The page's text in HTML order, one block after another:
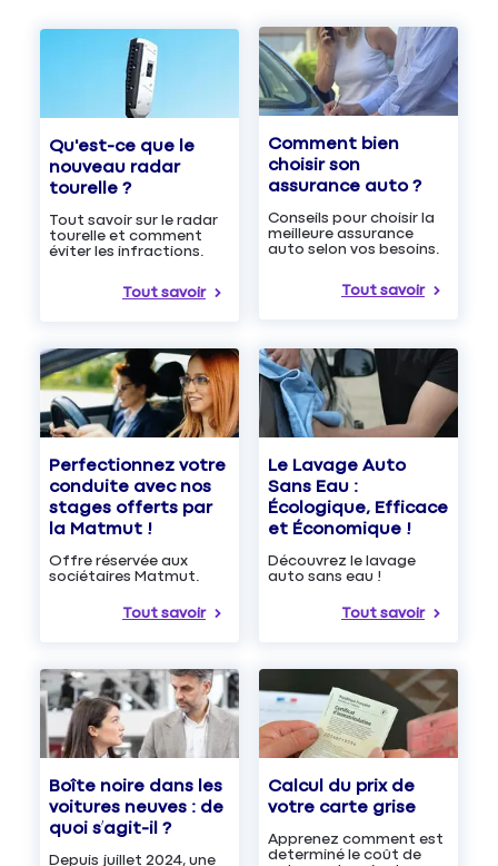
Qu'est-ce que le
nouveau radar
tourelle ?
Tout savoir sur le radar
tourelle et comment
éviter les infractions.
Tout savoir
Comment bien
choisir son
assurance auto ?
Conseils pour choisir la
meilleure assurance
auto selon vos besoins.
Tout savoir
Perfectionnez votre
conduite avec nos
stages offerts par
la Matmut !
Offre réservée aux
sociétaires Matmut.
Tout savoir
Le Lavage Auto
Sans Eau :
Écologique, Efficace
et Économique !
Découvrez le lavage
auto sans eau !
Tout savoir
Boîte noire dans les
voitures neuves : de
quoi s’agit-il ?
Depuis juillet 2024, une
Calcul du prix de
votre carte grise
Apprenez comment est
determiné le coût de